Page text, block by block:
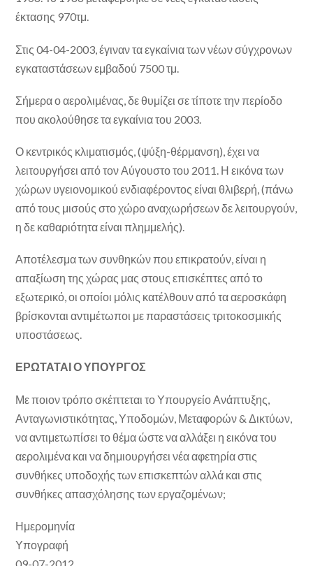
έκτασης 970τμ.
Στις 04-04-2003, έγιναν τα εγκαίνια των νέων σύγχρονων
εγκαταστάσεων εμβαδού 7500 τμ.
Σήμερα ο αερολιμένας, δε θυμίζει σε τίποτε την περίοδο
που ακολούθησε τα εγκαίνια του 2003.
Ο κεντρικός κλιματισμός, (ψύξη-θέρμανση), έχει να
λειτουργήσει από τον Αύγουστο του 2011. Η εικόνα των
χώρων υγειονομικού ενδιαφέροντος είναι θλιβερή, (πάνω
από τους μισούς στο χώρο αναχωρήσεων δε λειτουργούν,
η δε καθαριότητα είναι πλημμελής).
Αποτέλεσμα των συνθηκών που επικρατούν, είναι η
απαξίωση της χώρας μας στους επισκέπτες από το
εξωτερικό, οι οποίοι μόλις κατέλθουν από τα αεροσκάφη
βρίσκονται αντιμέτωποι με παραστάσεις τριτοκοσμικής
υποστάσεως.
ΕΡΩΤΑΤΑΙ Ο ΥΠΟΥΡΓΟΣ
Με ποιον τρόπο σκέπτεται το Υπουργείο Ανάπτυξης,
Ανταγωνιστικότητας, Υποδομών, Μεταφορών & Δικτύων,
να αντιμετωπίσει το θέμα ώστε να αλλάξει η εικόνα του
αερολιμένα και να δημιουργήσει νέα αφετηρία στις
συνθήκες υποδοχής των επισκεπτών αλλά και στις
συνθήκες απασχόλησης των εργαζομένων;
Ημερομηνία
Υπογραφή